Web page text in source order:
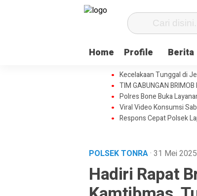
Home Profile Berita
Kecelakaan Tunggal di
TIM GABUNGAN
Polres Bone Buka
Viral Video Konsumsi
Respons Cepat Polsek
POLSEK TONRA· 31 Mei 2025
Hadiri Rapat